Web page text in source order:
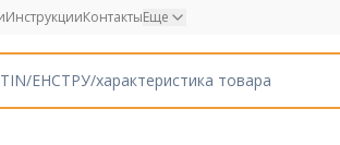
ИнструкцииКонтактыЕще